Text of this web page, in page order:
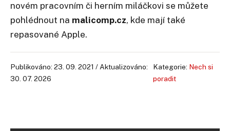
novém pracovním či herním miláčkovi se můžete
pohlédnout na malicomp.cz, kde mají také
repasované Apple.
Publikováno: 23. 09. 2021 / Aktualizováno:
30. 07. 2026
Kategorie: Nech si
poradit